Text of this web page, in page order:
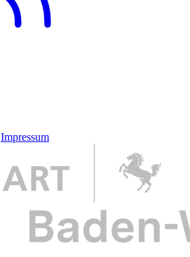
Impressum